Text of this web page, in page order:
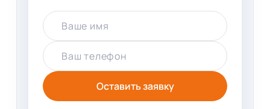
Ваше имя
Ваш телефон
Оставить заявку